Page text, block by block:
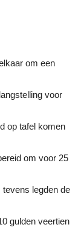
om een
voor
op tafel komen
om voor 25
tevens legden de
gulden veertien